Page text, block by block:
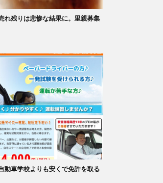
れ残りは悲惨な結果に。里親募集
動車学校よりも安くで免許を取る